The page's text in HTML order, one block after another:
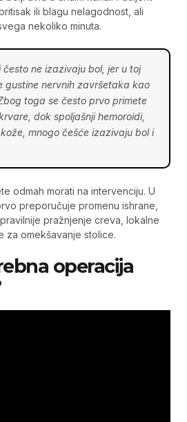
ili blagu nelagodnost, ali
nekoliko minuta.
često ne izazivaju bol, jer u toj
gustine nervnih završetaka kao
toga se često prvo primete
dok spoljašnji hemoroidi,
mnogo češće izazivaju bol i
odmah morati na intervenciju. U
preporučuje promenu ishrane,
pražnjenje creva, lokalne
za omekšavanje stolice.
operacija